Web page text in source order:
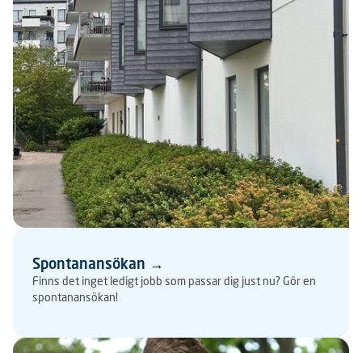
Spontanansökan →
Finns det inget ledigt jobb som passar dig just nu? Gör en
spontanansökan!